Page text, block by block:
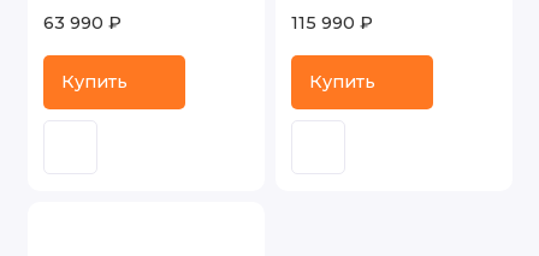
63 990 ₽
Купить
115 990 ₽
Купить